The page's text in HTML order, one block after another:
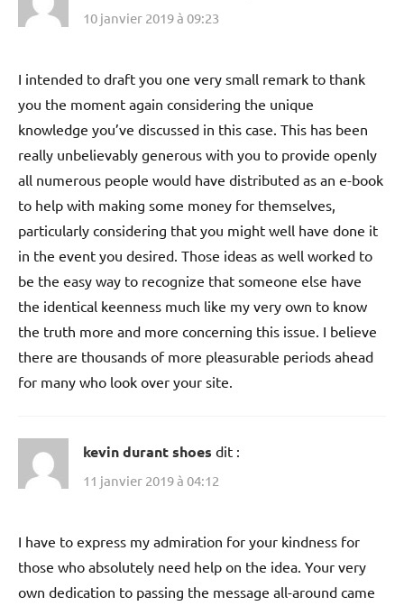
10 janvier 2019 à 09:23
I intended to draft you one very small remark to thank
you the moment again considering the unique
knowledge you’ve discussed in this case. This has been
really unbelievably generous with you to provide openly
all numerous people would have distributed as an e-book
to help with making some money for themselves,
particularly considering that you might well have done it
in the event you desired. Those ideas as well worked to
be the easy way to recognize that someone else have
the identical keenness much like my very own to know
the truth more and more concerning this issue. I believe
there are thousands of more pleasurable periods ahead
for many who look over your site.
kevin durant shoes dit :
11 janvier 2019 à 04:12
I have to express my admiration for your kindness for
those who absolutely need help on the idea. Your very
own dedication to passing the message all-around came